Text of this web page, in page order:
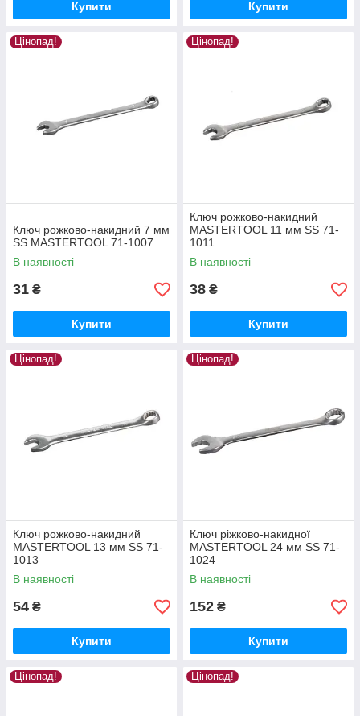
Купити Купити
Цінопад!
Ключ рожково-накидний 7 мм
SS MASTERTOOL 71-1007
В наявності
31 ₴
Купити
Цінопад!
Ключ рожково-накидний
MASTERTOOL 11 мм SS 71-
1011
В наявності
38 ₴
Купити
Цінопад!
Ключ рожково-накидний
MASTERTOOL 13 мм SS 71-
1013
В наявності
54 ₴
Купити
Цінопад!
Ключ ріжково-накидної
MASTERTOOL 24 мм SS 71-
1024
В наявності
152 ₴
Купити
Цінопад! Цінопад!